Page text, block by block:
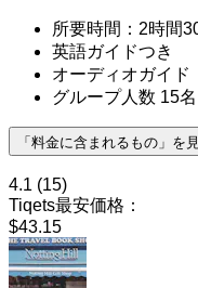
所要時間：2時間
英語ガイドつき
オーディオガイド
グループ人数 15
「料金に含まれるもの」を
4.1 (15)
Tiqets最安価格：
$43.15